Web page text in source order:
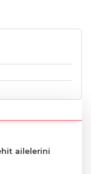
ailelerini